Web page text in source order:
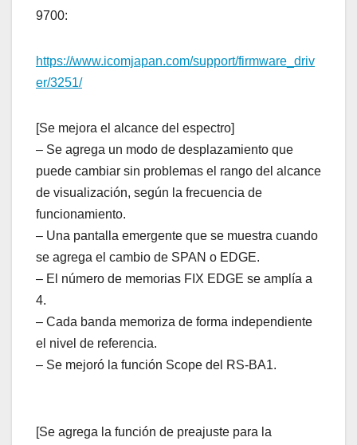
9700:
https://www.icomjapan.com/support/firmware_driv
er/3251/
[Se mejora el alcance del espectro]
– Se agrega un modo de desplazamiento que
puede cambiar sin problemas el rango del alcance
de visualización, según la frecuencia de
funcionamiento.
– Una pantalla emergente que se muestra cuando
se agrega el cambio de SPAN o EDGE.
– El número de memorias FIX EDGE se amplía a
4.
– Cada banda memoriza de forma independiente
el nivel de referencia.
– Se mejoró la función Scope del RS-BA1.
[Se agrega la función de preajuste para la